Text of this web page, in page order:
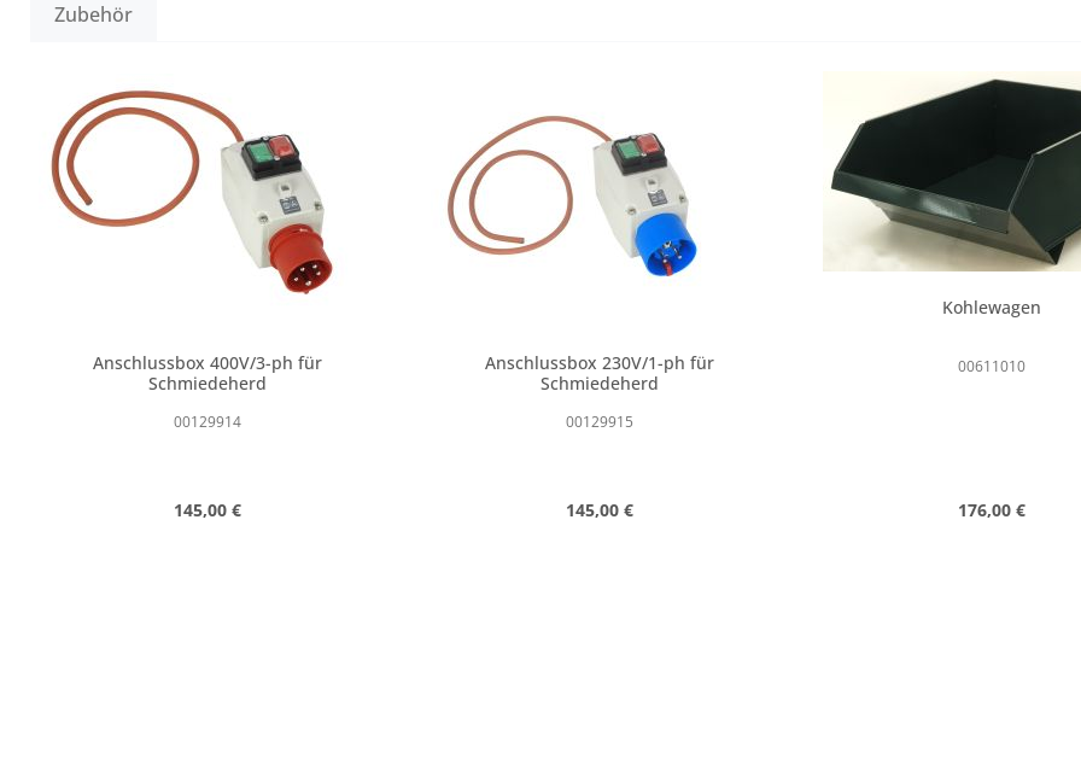
Zubehör
Anschlussbox 400V/3-ph für
Schmiedeherd
00129914
Regulärer Preis:
145,00 €
Anschlussbox 230V/1-ph für
Schmiedeherd
00129915
Regulärer Preis:
145,00 €
Kohlewagen
00611010
Regulärer Preis:
176,00 €